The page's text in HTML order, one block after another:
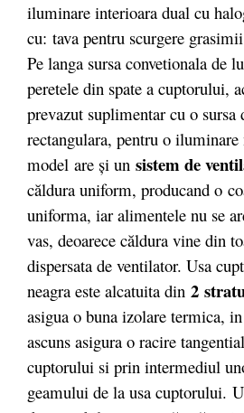
iluminare interioara dual cu
cu: tava pentru scurgere
Pe langa sursa convetionala de
peretele din spate a cuptorului,
prevazut suplimentar cu o sursa
rectangulara, pentru o
model are şi un sistem de
căldura uniform, producand o
uniforma, iar alimentele nu se
vas, deoarece căldura vine din
dispersata de ventilator. Usa
neagra este alcatuita din 2
asigua o buna izolare termica,
ascuns asigura o racire
cuptorului si prin intermediul
geamului de la usa cuptorului.